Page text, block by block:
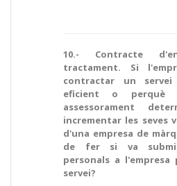
10.- Contracte
tractament. Si
contractar un
eficient o perquè
assessorament
incrementar les seves
d'una empresa de
de fer si va
personals a l'empresa
servei?